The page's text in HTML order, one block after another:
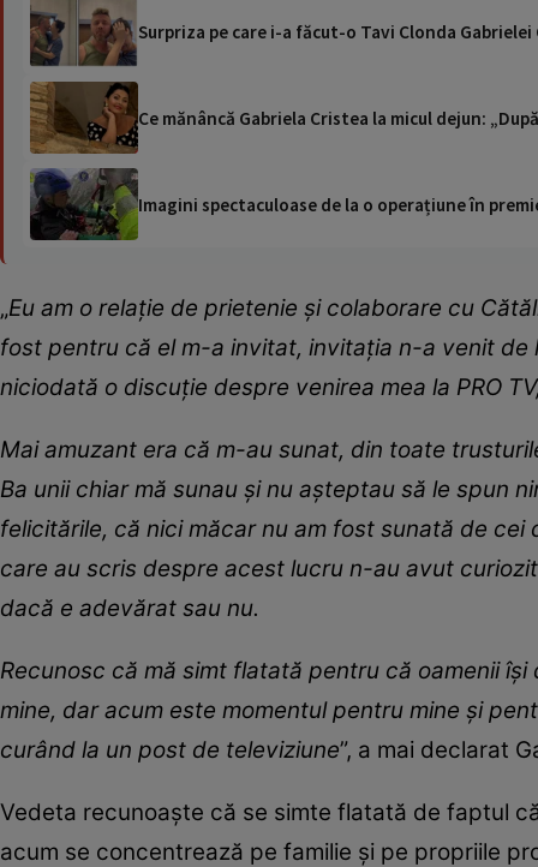
Surpriza pe care i-a făcut-o Tavi Clonda
Ce mănâncă Gabriela Cristea la micul dejun:
Imagini spectaculoase de la o operațiune în
„Eu am o relație de prietenie și colaborare cu
fost pentru că el m-a invitat, invitația n-a venit de
niciodată o discuție despre venirea mea la PRO
Mai amuzant era că m-au sunat, din toate
Ba unii chiar mă sunau și nu așteptau să le spun
felicitările, că nici măcar nu am fost sunată de cei
care au scris despre acest lucru n-au avut
dacă e adevărat sau nu.
Recunosc că mă simt flatată pentru că oamenii
mine, dar acum este momentul pentru mine și
curând la un post de televiziune”, a mai declarat
Vedeta recunoaște că se simte flatată de faptul
acum se concentrează pe familie și pe propriile